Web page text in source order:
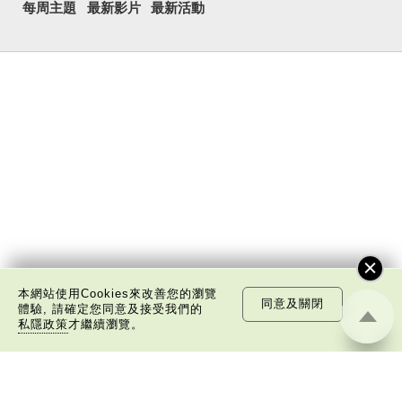
每周主題 最新影片 最新活動
本網站使用Cookies來改善您的瀏覽
體驗, 請確定您同意及接受我們的
私隱政策才繼續瀏覽。
同意及關閉